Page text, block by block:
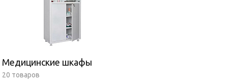
Медицинские шкафы
20 товаров